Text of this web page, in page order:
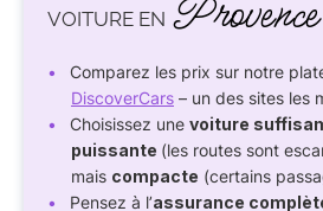
VOITURE EN Provence
Comparez les prix sur notre
DiscoverCars – un des sites les
Choisissez une voiture
puissante (les routes sont
mais compacte (certains
Pensez à l’assurance